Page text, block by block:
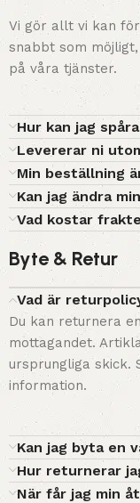
Vi gör allt vi kan
snabbt som
på våra tjänster.
Hur kan jag
Levererar ni
Min beställning
Kan jag ändra
Vad kostar
Byte & Retur
Vad är
Du kan returnera
mottagandet.
ursprungliga skick.
information.
Kan jag byta en
Hur returnerar
När får jag min